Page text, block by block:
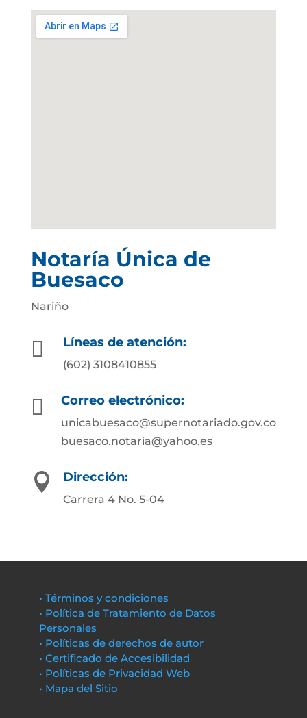
Notaría Única de
Buesaco
Nariño
 Líneas de atención:
(602) 3108410855
 Correo electrónico:
unicabuesaco@supernotariado.gov.co
buesaco.notaria@yahoo.es
 Dirección:
Carrera 4 No. 5-04
• Términos y condiciones
• Política de Tratamiento de Datos
Personales
• Políticas de derechos de autor
• Certificado de Accesibilidad
• Políticas de Privacidad Web
• Mapa del Sitio